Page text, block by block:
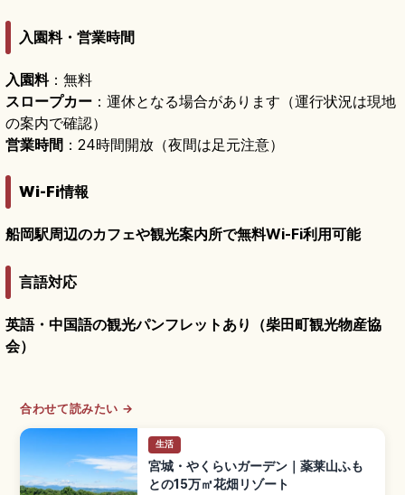
入園料・営業時間
入園料：無料
スロープカー ：運休となる場合があります（運行状況は現地
の案内で確認）
営業時間 ：24時間開放（夜間は足元注意）
Wi-Fi情報
船岡駅周辺のカフェや観光案内所で無料Wi-Fi利用可能
言語対応
英語・中国語の観光パンフレットあり（柴田町観光物産協
会）
合わせて読みたい →
生活
宮城・やくらいガーデン｜薬莱山ふも
との15万㎡花畑リゾート